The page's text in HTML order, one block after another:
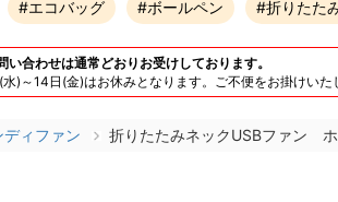
#エコバッグ #ボールペン #折りたた
い合わせは通常どおりお受けしております。
)～14日(金)はお休みとなります。ご不便をお掛けい
ディファン 折りたたみネックUSBファン ホ